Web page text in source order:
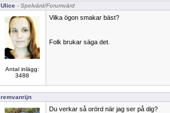
Ulice - Spelvärd/Forumvärd
Antal inlägg:
3488
Vilka ögon smakar bäst?
Folk brukar säga det.
remvanrijn
Du verkar så orörd när jag ser på dig?